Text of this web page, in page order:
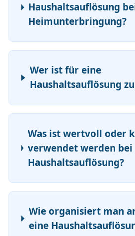
Haushaltsauflösung
Heimunterbringung?
Wer ist für eine
Haushaltsauflösung
Was ist wertvoll oder
verwendet werden
Haushaltsauflösung?
Wie organisiert man
eine